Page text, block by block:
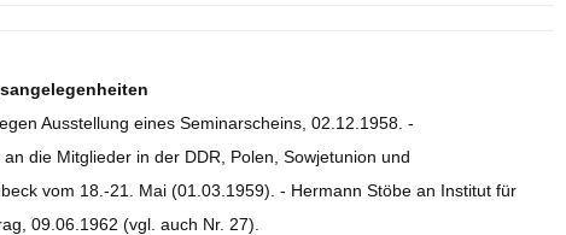
Ausstellung eines Seminarscheins, 02.12.1958. -
die Mitglieder in der DDR, Polen, Sowjetunion und
vom 18.-21. Mai (01.03.1959). - Hermann Stöbe an Institut für
09.06.1962 (vgl. auch Nr. 27).